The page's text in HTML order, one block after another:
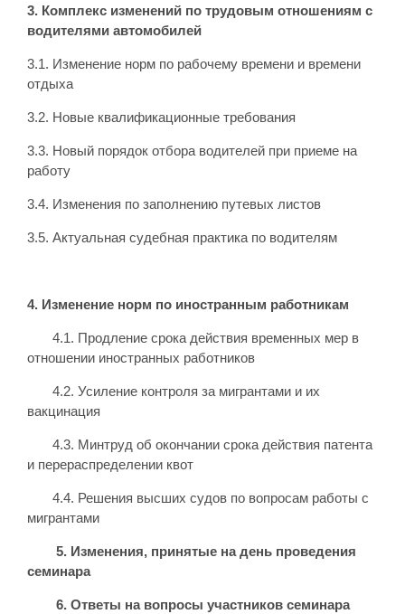
3. Комплекс изменений по трудовым отношениям с
водителями автомобилей
3.1. Изменение норм по рабочему времени и времени
отдыха
3.2. Новые квалификационные требования
3.3. Новый порядок отбора водителей при приеме на
работу
3.4. Изменения по заполнению путевых листов
3.5. Актуальная судебная практика по водителям
4. Изменение норм по иностранным работникам
4.1. Продление срока действия временных мер в
отношении иностранных работников
4.2. Усиление контроля за мигрантами и их
вакцинация
4.3. Минтруд об окончании срока действия патента
и перераспределении квот
4.4. Решения высших судов по вопросам работы с
мигрантами
5. Изменения, принятые на день проведения
семинара
6. Ответы на вопросы участников семинара